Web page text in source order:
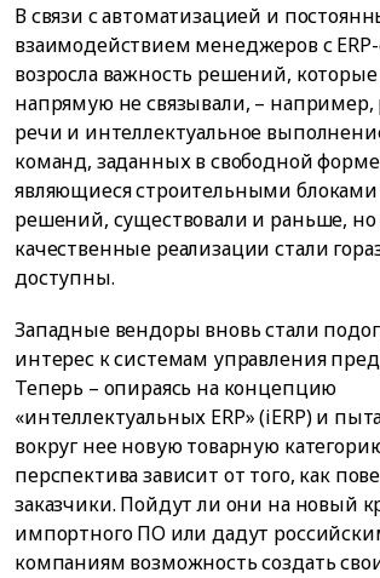
В связи с автоматизацией и
взаимодействием менеджеров с
возросла важность решений,
напрямую не связывали, – например,
речи и интеллектуальное
команд, заданных в свободной
являющиеся строительными блоками
решений, существовали и раньше, но
качественные реализации стали
доступны.
Западные вендоры вновь стали
интерес к системам управления
Теперь – опираясь на концепцию
«интеллектуальных ERP» (iERP) и
вокруг нее новую товарную
перспектива зависит от того, как
заказчики. Пойдут ли они на новый
импортного ПО или дадут
компаниям возможность создать